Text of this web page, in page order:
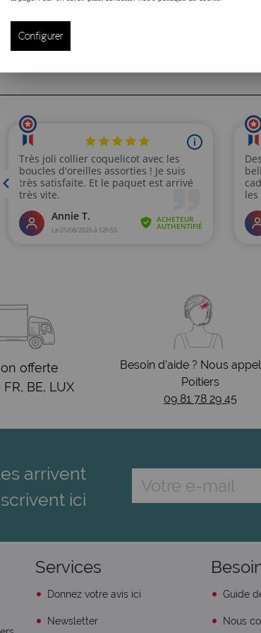
envoi rapide et gratuit à partir de 35€.
offerte
BE, LUX
Besoin d’aide ? Nous
Poitiers
09 81 78 29 45
arrivent
ici
Services
Donnez votre avis ici
Newsletter
Guide
Nous
Configurer